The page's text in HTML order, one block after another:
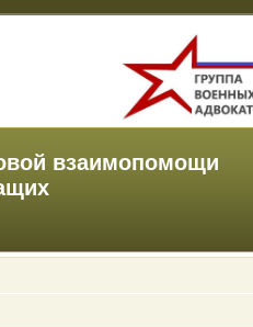
взаимопомощи